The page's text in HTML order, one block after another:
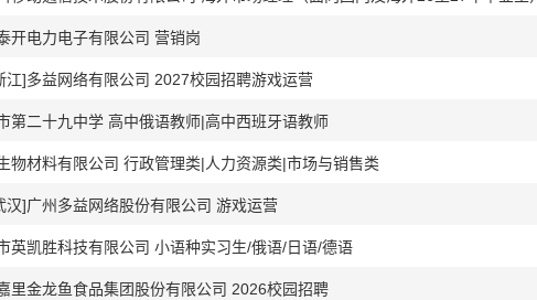
开电力电子有限公司 营销岗
江]多益网络有限公司 2027校园招聘游戏运营
第二十九中学 高中俄语教师|高中西班牙语教师
物材料有限公司 行政管理类|人力资源类|市场与销售类
汉]广州多益网络股份有限公司 游戏运营
英凯胜科技有限公司 小语种实习生/俄语/日语/德语
里金龙鱼食品集团股份有限公司 2026校园招聘